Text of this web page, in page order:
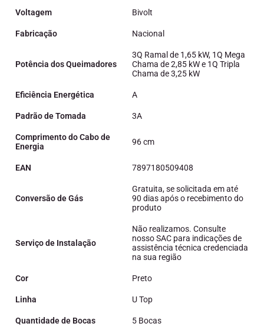
Voltagem Bivolt
Fabricação Nacional
Potência dos Queimadores
3Q Ramal de 1,65 kW, 1Q Mega
Chama de 2,85 kW e 1Q Tripla
Chama de 3,25 kW
Eficiência Energética A
Padrão de Tomada 3A
Comprimento do Cabo de
Energia
96 cm
EAN 7897180509408
Conversão de Gás
Gratuita, se solicitada em até
90 dias após o recebimento do
produto
Serviço de Instalação
Não realizamos. Consulte
nosso SAC para indicações de
assistência técnica credenciada
na sua região
Cor Preto
Linha U Top
Quantidade de Bocas 5 Bocas